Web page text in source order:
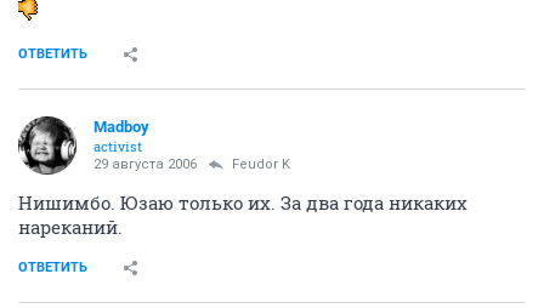
ОТВЕТИТЬ
Madboy
activist
29 августа 2006 Feudor K
Нишимбо. Юзаю только их. За два года никаких
нареканий.
ОТВЕТИТЬ